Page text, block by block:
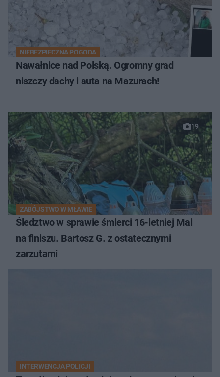
NIEBEZPIECZNA POGODA
Nawałnice nad Polską. Ogromny grad
niszczy dachy i auta na Mazurach!
19
ZABÓJSTWO W MŁAWIE
Śledztwo w sprawie śmierci 16-letniej Mai
na finiszu. Bartosz G. z ostatecznymi
zarzutami
INTERWENCJA POLICJI